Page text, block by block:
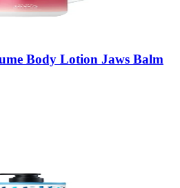
Body Lotion Jaws Balm